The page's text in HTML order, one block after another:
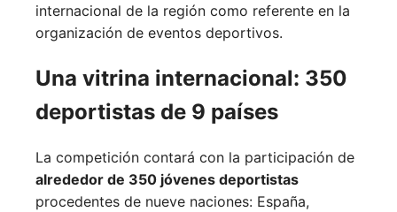
internacional de la región como referente en la
organización de eventos deportivos.
Una vitrina internacional: 350
deportistas de 9 países
La competición contará con la participación de
alrededor de 350 jóvenes deportistas
procedentes de nueve naciones: España,